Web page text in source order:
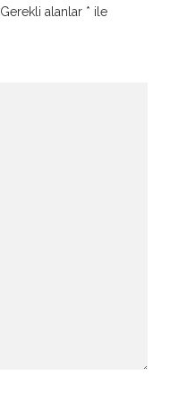
Gerekli alanlar * ile